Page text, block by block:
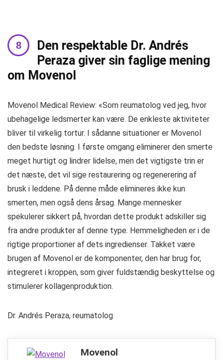
Den respektable Dr. Andrés
Peraza giver sin faglige mening
om Movenol
Movenol Medical Review: «Som reumatolog ved jeg, hvor
ubehagelige ledsmerter kan være. De enkleste aktiviteter
bliver til virkelig tortur. I sådanne situationer er Movenol
den bedste løsning. I første omgang eliminerer den smerte
meget hurtigt og lindrer lidelse, men det vigtigste trin er
det næste, det vil sige restaurering og regenerering af
brusk i leddene. På denne måde elimineres ikke kun
smerten, men også dens årsag. Mange mennesker
spekulerer sikkert på, hvordan dette produkt adskiller sig
fra andre produkter af denne type. Hemmeligheden er i de
rigtige proportioner af dets ingredienser. Takket være
brugen af ​​Movenol er de komponenter, den har brug for,
integreret i kroppen, som giver fuldstændig beskyttelse og
stimulerer kollagenproduktion.
Dr. Andrés Peraza, reumatolog
Movenol